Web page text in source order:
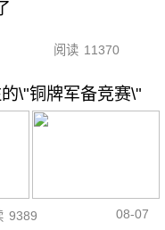
阅读 11370
\"铜牌军备竞赛\"
9389 08-07